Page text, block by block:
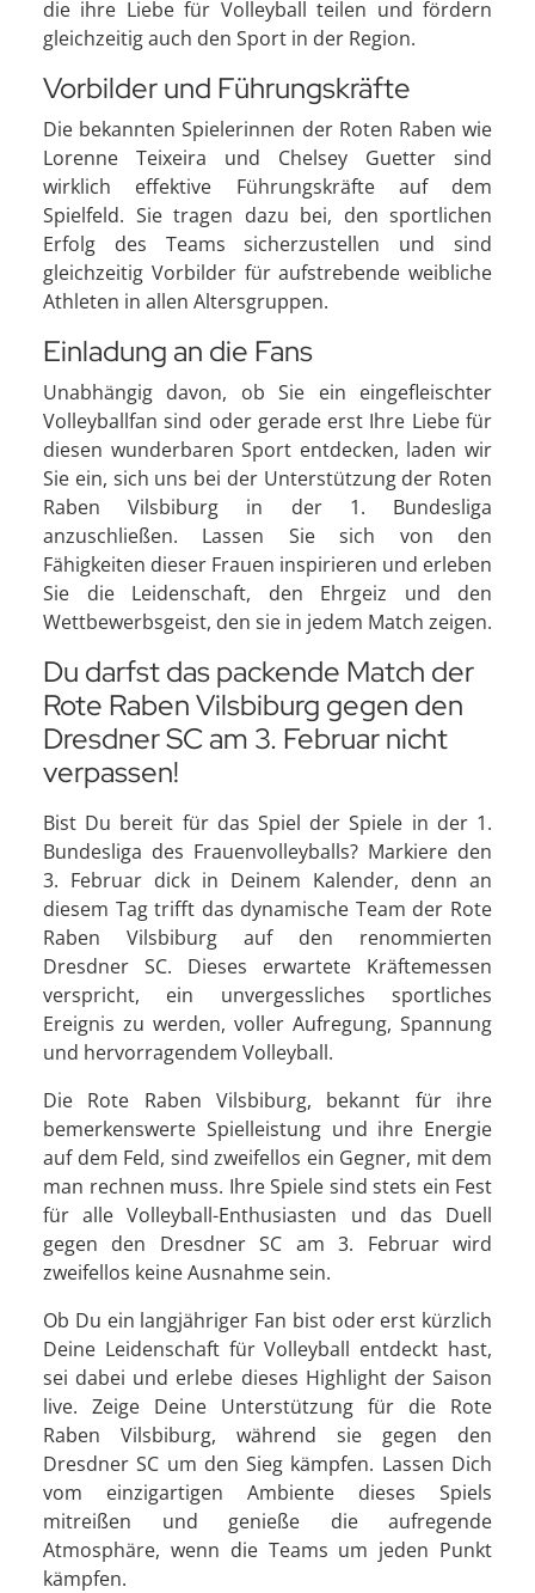
die ihre Liebe für Volleyball teilen und fördern
gleichzeitig auch den Sport in der Region.
Vorbilder und Führungskräfte
Die bekannten Spielerinnen der Roten Raben wie
Lorenne Teixeira und Chelsey Guetter sind
wirklich effektive Führungskräfte auf dem
Spielfeld. Sie tragen dazu bei, den sportlichen
Erfolg des Teams sicherzustellen und sind
gleichzeitig Vorbilder für aufstrebende weibliche
Athleten in allen Altersgruppen.
Einladung an die Fans
Unabhängig davon, ob Sie ein eingefleischter
Volleyballfan sind oder gerade erst Ihre Liebe für
diesen wunderbaren Sport entdecken, laden wir
Sie ein, sich uns bei der Unterstützung der Roten
Raben Vilsbiburg in der 1. Bundesliga
anzuschließen. Lassen Sie sich von den
Fähigkeiten dieser Frauen inspirieren und erleben
Sie die Leidenschaft, den Ehrgeiz und den
Wettbewerbsgeist, den sie in jedem Match zeigen.
Du darfst das packende Match der
Rote Raben Vilsbiburg gegen den
Dresdner SC am 3. Februar nicht
verpassen!
Bist Du bereit für das Spiel der Spiele in der 1.
Bundesliga des Frauenvolleyballs? Markiere den
3. Februar dick in Deinem Kalender, denn an
diesem Tag trifft das dynamische Team der Rote
Raben Vilsbiburg auf den renommierten
Dresdner SC. Dieses erwartete Kräftemessen
verspricht, ein unvergessliches sportliches
Ereignis zu werden, voller Aufregung, Spannung
und hervorragendem Volleyball.
Die Rote Raben Vilsbiburg, bekannt für ihre
bemerkenswerte Spielleistung und ihre Energie
auf dem Feld, sind zweifellos ein Gegner, mit dem
man rechnen muss. Ihre Spiele sind stets ein Fest
für alle Volleyball-Enthusiasten und das Duell
gegen den Dresdner SC am 3. Februar wird
zweifellos keine Ausnahme sein.
Ob Du ein langjähriger Fan bist oder erst kürzlich
Deine Leidenschaft für Volleyball entdeckt hast,
sei dabei und erlebe dieses Highlight der Saison
live. Zeige Deine Unterstützung für die Rote
Raben Vilsbiburg, während sie gegen den
Dresdner SC um den Sieg kämpfen. Lassen Dich
vom einzigartigen Ambiente dieses Spiels
mitreißen und genieße die aufregende
Atmosphäre, wenn die Teams um jeden Punkt
kämpfen.